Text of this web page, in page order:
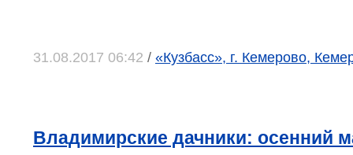
31.08.2017 06:42 / «Кузбасс», г. Кемерово,
Владимирские дачники: осенний